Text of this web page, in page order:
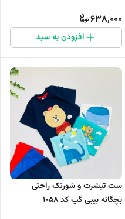
638,000
افزودن به سبد
ست تیشرت و شورتک راحتی
بچگانه بیبی گپ کد 1058